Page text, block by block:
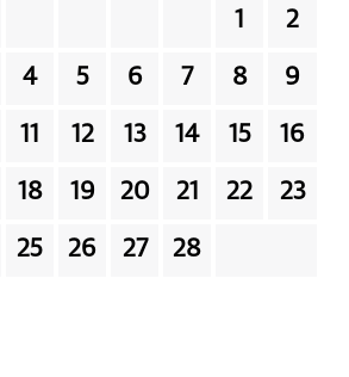
1 2
4 5 6 7 8 9
11 12 13 14 15 16
18 19 20 21 22 23
25 26 27 28